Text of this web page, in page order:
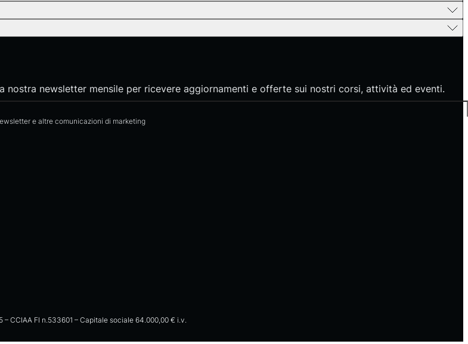
nostra newsletter mensile per ricevere aggiornamenti e offerte sui nostri corsi, attività ed eventi.
e altre comunicazioni di marketing
– CCIAA FI n.533601 – Capitale sociale 64.000,00 € i.v.